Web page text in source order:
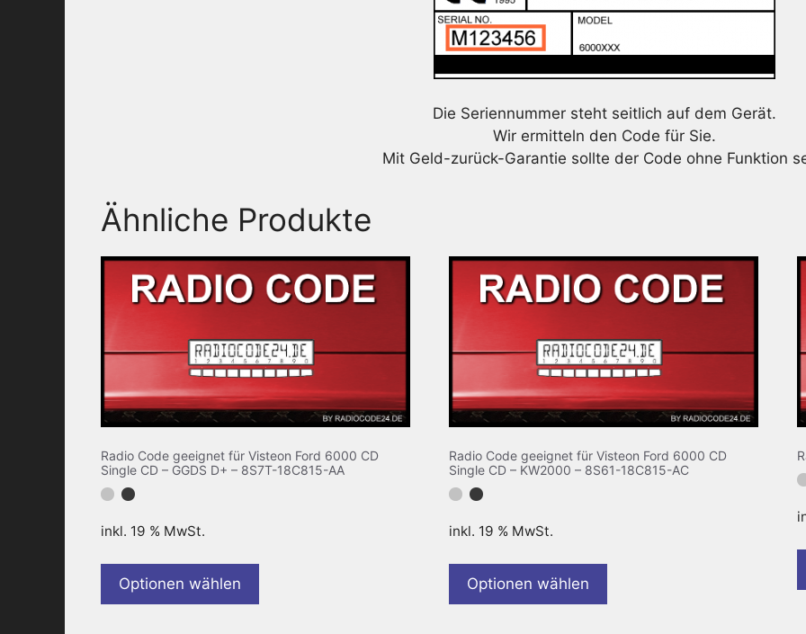
Die Seriennummer steht seitlich auf dem Gerät.
Wir ermitteln den Code für Sie.
Mit Geld-zurück-Garantie sollte der Code ohne Funktion
Ähnliche Produkte
Radio Code geeignet für Visteon Ford 6000 CD
Single CD – GGDS D+ – 8S7T-18C815-AA
inkl. 19 % MwSt.
Optionen wählen
Radio Code geeignet für Visteon Ford 6000 CD
Single CD – KW2000 – 8S61-18C815-AC
inkl. 19 % MwSt.
Optionen wählen